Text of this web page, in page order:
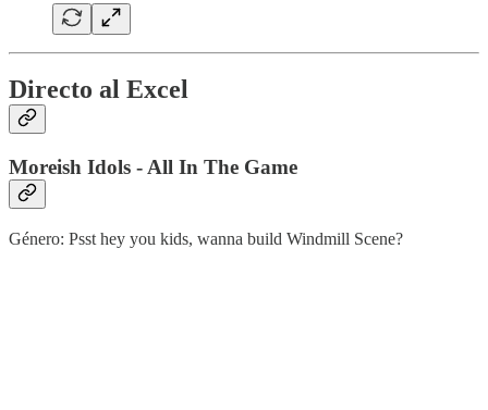
Directo al Excel
Moreish Idols - All In The Game
Género: Psst hey you kids, wanna build Windmill Scene?